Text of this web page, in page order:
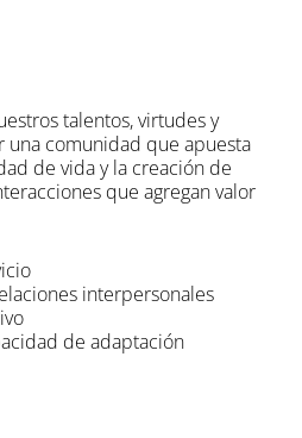
talentos, virtudes y
una comunidad que apuesta
de vida y la creación de
que agregan valor
interpersonales
de adaptación